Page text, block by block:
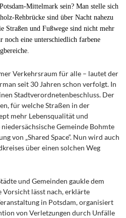
Mittelmark sein? Man stelle sich
Rehbrücke sind über Nacht nahezu
Straßen und Fußwege sind nicht mehr
noch eine unterschiedlich farbene
Verkehrsraum für alle – lautet der
seit 30 Jahren schon verfolgt. In
Stadtverordnetenbeschluss. Der
für welche Straßen in der
mehr Lebensqualität und
Gemeinde Bohmte
von „Shared Space“. Nun wird auch
über einen solchen Weg
und Gemeinden gaukle dem
Vorsicht lässt nach, erklärte
in Potsdam, organisiert
von Verletzungen durch Unfälle